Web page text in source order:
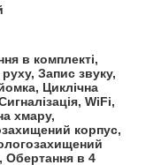
в комплекті,
Запис звуку,
Циклічна
WiFi,
хмару,
корпус,
Обертання в 4